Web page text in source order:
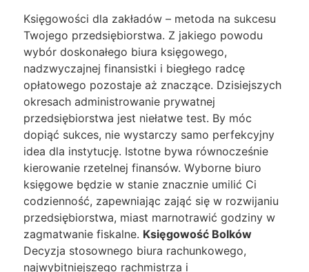
Księgowości dla zakładów – metoda na sukcesu
Twojego przedsiębiorstwa. Z jakiego powodu
wybór doskonałego biura księgowego,
nadzwyczajnej finansistki i biegłego radcę
opłatowego pozostaje aż znaczące. Dzisiejszych
okresach administrowanie prywatnej
przedsiębiorstwa jest niełatwe test. By móc
dopiąć sukces, nie wystarczy samo perfekcyjny
idea dla instytucję. Istotne bywa równocześnie
kierowanie rzetelnej finansów. Wyborne biuro
księgowe będzie w stanie znacznie umilić Ci
codzienność, zapewniając zająć się w rozwijaniu
przedsiębiorstwa, miast marnotrawić godziny w
zagmatwanie fiskalne. Księgowość Bolków
Decyzja stosownego biura rachunkowego,
najwybitniejszego rachmistrza i